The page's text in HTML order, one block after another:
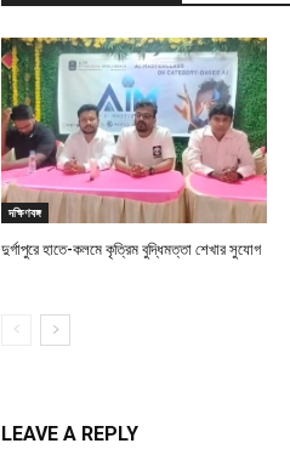
দক্ষিণবঙ্গ
দুর্গাপুরে হাতে-কলমে কৃত্রিম বুদ্ধিমত্তা শেখার সুযোগ
LEAVE A REPLY